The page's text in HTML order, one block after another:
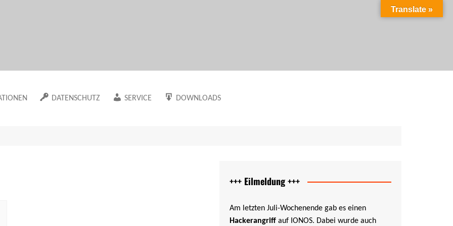
DATENSCHUTZ SERVICE DOWNLOADS
+++ Eilmeldung +++
Am letzten Juli-Wochenende gab es einen
Hackerangriff auf IONOS. Dabei wurde auch
Translate »